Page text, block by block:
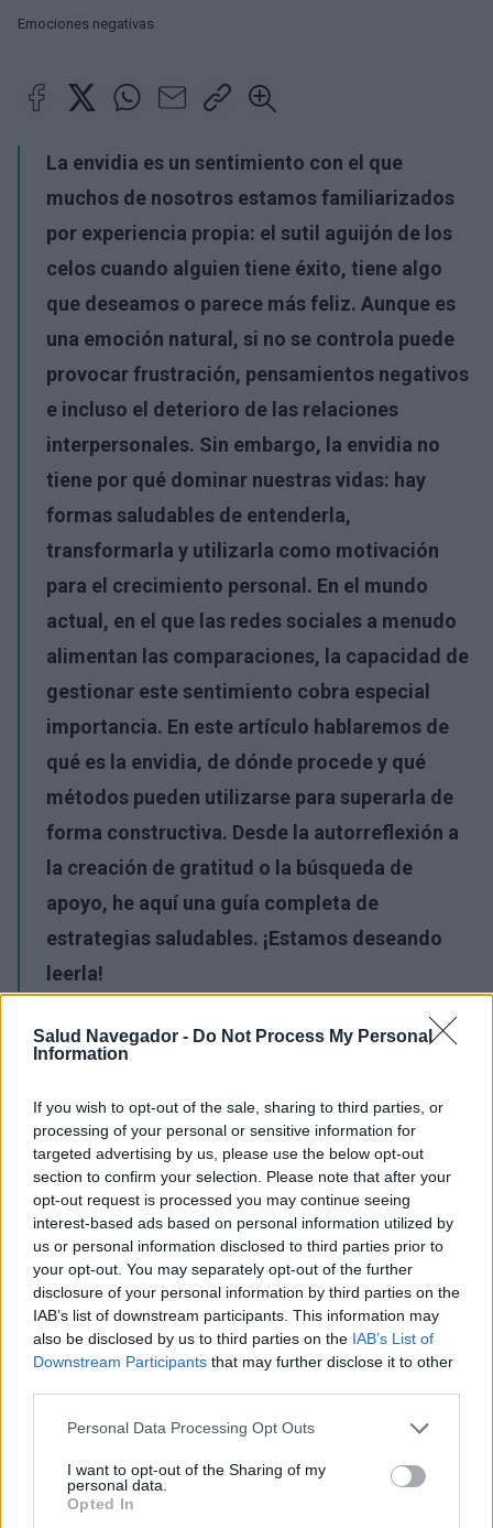
Salud Navegador - Do Not Process My Personal
Information
If you wish to opt-out of the sale, sharing to third parties, or
processing of your personal or sensitive information for
targeted advertising by us, please use the below opt-out
section to confirm your selection. Please note that after your
opt-out request is processed you may continue seeing
interest-based ads based on personal information utilized by
us or personal information disclosed to third parties prior to
your opt-out. You may separately opt-out of the further
disclosure of your personal information by third parties on the
IAB’s list of downstream participants. This information may
also be disclosed by us to third parties on the IAB’s List of
Downstream Participants that may further disclose it to other
Please note that this website/app uses one or more Google
not limited to your visit or usage behaviour. You may click to
grant or deny consent to Google and its third-party tags to
use your data for below specified purposes in below Google
Personal Data Processing Opt Outs
I want to opt-out of the Sharing of my
personal data.
Opted In
Emociones negativas
La envidia es un sentimiento con el que
muchos de nosotros estamos familiarizados
por experiencia propia: el sutil aguijón de los
celos cuando alguien tiene éxito, tiene algo
que deseamos o parece más feliz. Aunque es
una emoción natural, si no se controla puede
provocar frustración, pensamientos negativos
e incluso el deterioro de las relaciones
interpersonales. Sin embargo, la envidia no
tiene por qué dominar nuestras vidas: hay
formas saludables de entenderla,
transformarla y utilizarla como motivación
para el crecimiento personal. En el mundo
actual, en el que las redes sociales a menudo
alimentan las comparaciones, la capacidad de
gestionar este sentimiento cobra especial
importancia. En este artículo hablaremos de
qué es la envidia, de dónde procede y qué
métodos pueden utilizarse para superarla de
forma constructiva. Desde la autorreflexión a
la creación de gratitud o la búsqueda de
apoyo, he aquí una guía completa de
estrategias saludables. ¡Estamos deseando
leerla!
¿Interesante? ¡Compártelo en Facebook!
¿Quiere estar al día? Síganos en